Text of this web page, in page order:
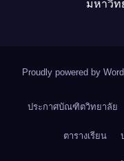
มหาวิท
Proudly powered by
ประกาศบัณฑิตวิทยาลัย
ตารางเรียน